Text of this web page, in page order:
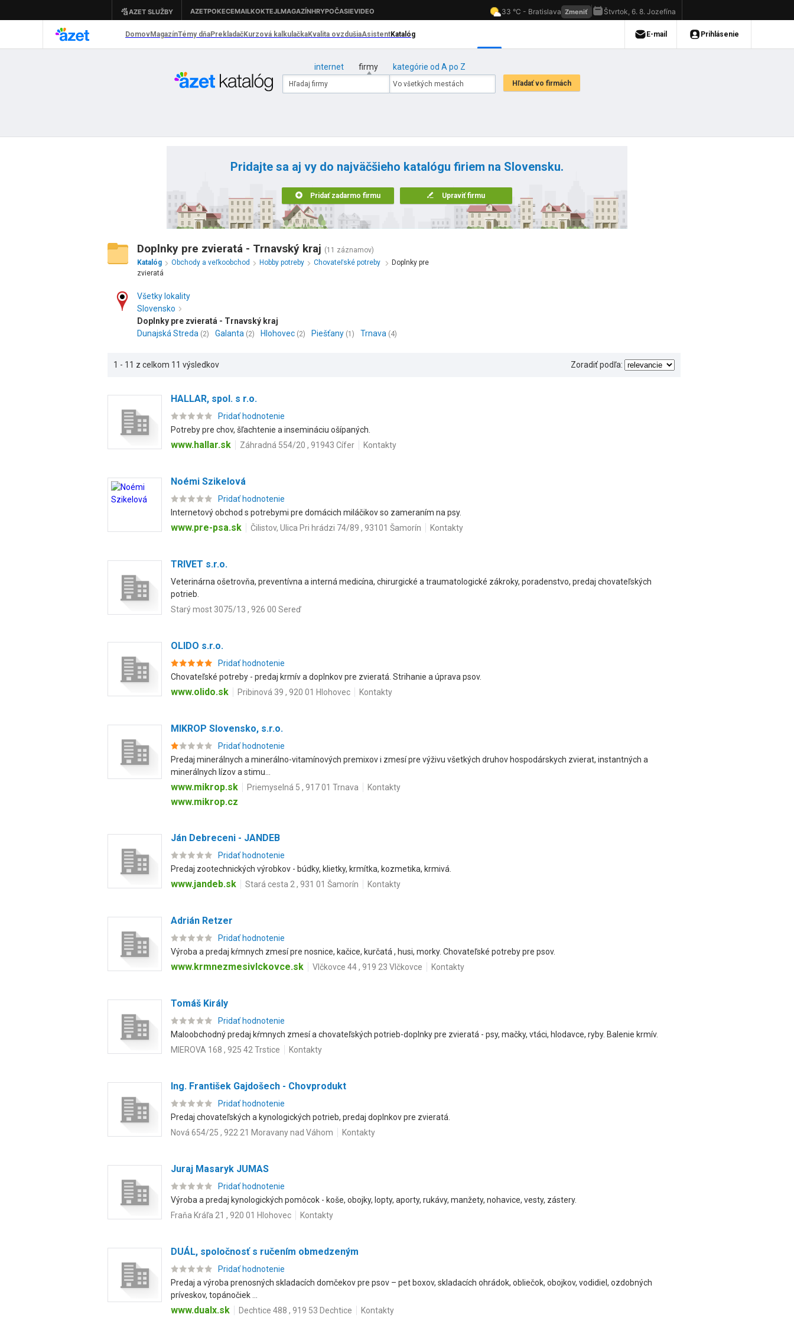
internet firmy kategórie od A po Z
Pridajte sa aj vy do najväčšieho katalógu firiem na Slovensku.
Pridať zadarmo firmu Upraviť firmu
Doplnky pre zvieratá - Trnavský kraj (11 záznamov)
Katalóg
Obchody a veľkoobchod Hobby potreby Chovateľské potreby
Doplnky pre
zvieratá
Všetky lokality
Slovensko
Doplnky pre zvieratá - Trnavský kraj
Dunajská Streda (2) Galanta (2) Hlohovec (2) Piešťany (1) Trnava (4)
1 - 11 z celkom 11 výsledkov Zoradiť podľa:
HALLAR, spol. s r.o.
Pridať hodnotenie
Potreby pre chov, šľachtenie a insemináciu ošípaných.
www.hallar.sk Záhradná 554/20 , 91943 Cífer Kontakty
Noémi Szikelová
Pridať hodnotenie
Internetový obchod s potrebymi pre domácich miláčikov so zameraním na psy.
www.pre-psa.sk Čilistov, Ulica Pri hrádzi 74/89 , 93101 Šamorín Kontakty
TRIVET s.r.o.
Veterinárna ošetrovňa, preventívna a interná medicína, chirurgické a traumatologické zákroky, poradenstvo, predaj chovateľských
potrieb.
Starý most 3075/13 , 926 00 Sereď
OLIDO s.r.o.
Pridať hodnotenie
Chovateľské potreby - predaj krmív a doplnkov pre zvieratá. Strihanie a úprava psov.
www.olido.sk Pribinová 39 , 920 01 Hlohovec Kontakty
MIKROP Slovensko, s.r.o.
Pridať hodnotenie
Predaj minerálnych a minerálno-vitamínových premixov i zmesí pre výživu všetkých druhov hospodárskych zvierat, instantných a
minerálnych lízov a stimu...
www.mikrop.sk Priemyselná 5 , 917 01 Trnava Kontakty
www.mikrop.cz
Ján Debreceni - JANDEB
Pridať hodnotenie
Predaj zootechnických výrobkov - búdky, klietky, krmítka, kozmetika, krmivá.
www.jandeb.sk Stará cesta 2 , 931 01 Šamorín Kontakty
Adrián Retzer
Pridať hodnotenie
Výroba a predaj kŕmnych zmesí pre nosnice, kačice, kurčatá , husi, morky. Chovateľské potreby pre psov.
www.krmnezmesivlckovce.sk Vlčkovce 44 , 919 23 Vlčkovce Kontakty
Tomáš Király
Pridať hodnotenie
Maloobchodný predaj kŕmnych zmesí a chovateľských potrieb-doplnky pre zvieratá - psy, mačky, vtáci, hlodavce, ryby. Balenie krmív.
MIEROVA 168 , 925 42 Trstice
Kontakty
Ing. František Gajdošech - Chovprodukt
Pridať hodnotenie
Predaj chovateľských a kynologických potrieb, predaj doplnkov pre zvieratá.
Nová 654/25 , 922 21 Moravany nad Váhom
Kontakty
Juraj Masaryk JUMAS
Pridať hodnotenie
Výroba a predaj kynologických pomôcok - koše, obojky, lopty, aporty, rukávy, manžety, nohavice, vesty, zástery.
Fraňa Kráľa 21 , 920 01 Hlohovec
Kontakty
DUÁL, spoločnosť s ručením obmedzeným
Pridať hodnotenie
Predaj a výroba prenosných skladacích domčekov pre psov – pet boxov, skladacích ohrádok, obliečok, obojkov, vodidiel, ozdobných
príveskov, topánočiek ...
www.dualx.sk Dechtice 488 , 919 53 Dechtice Kontakty